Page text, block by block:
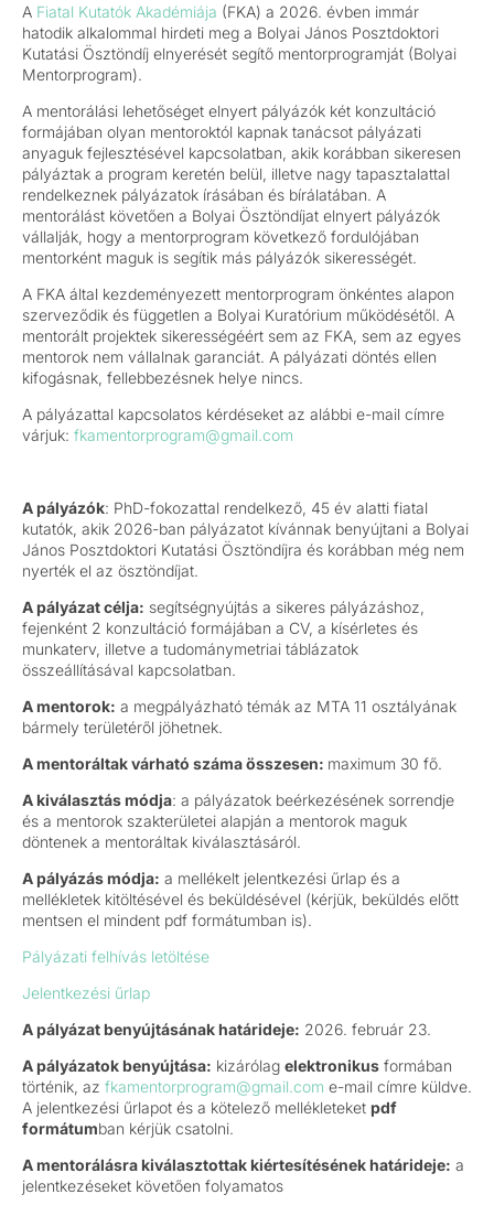
A Fiatal Kutatók Akadémiája (FKA) a 2026. évben immár
hatodik alkalommal hirdeti meg a Bolyai János Posztdoktori
Kutatási Ösztöndíj elnyerését segítő mentorprogramját (Bolyai
Mentorprogram).
A mentorálási lehetőséget elnyert pályázók két konzultáció
formájában olyan mentoroktól kapnak tanácsot pályázati
anyaguk fejlesztésével kapcsolatban, akik korábban sikeresen
pályáztak a program keretén belül, illetve nagy tapasztalattal
rendelkeznek pályázatok írásában és bírálatában. A
mentorálást követően a Bolyai Ösztöndíjat elnyert pályázók
vállalják, hogy a mentorprogram következő fordulójában
mentorként maguk is segítik más pályázók sikerességét.
A FKA által kezdeményezett mentorprogram önkéntes alapon
szerveződik és független a Bolyai Kuratórium működésétől. A
mentorált projektek sikerességéért sem az FKA, sem az egyes
mentorok nem vállalnak garanciát. A pályázati döntés ellen
kifogásnak, fellebbezésnek helye nincs.
A pályázattal kapcsolatos kérdéseket az alábbi e-mail címre
várjuk: fkamentorprogram@gmail.com
A pályázók: PhD-fokozattal rendelkező, 45 év alatti fiatal
kutatók, akik 2026-ban pályázatot kívánnak benyújtani a Bolyai
János Posztdoktori Kutatási Ösztöndíjra és korábban még nem
nyerték el az ösztöndíjat.
A pályázat célja: segítségnyújtás a sikeres pályázáshoz,
fejenként 2 konzultáció formájában a CV, a kísérletes és
munkaterv, illetve a tudománymetriai táblázatok
összeállításával kapcsolatban.
A mentorok: a megpályázható témák az MTA 11 osztályának
bármely területéről jöhetnek.
A mentoráltak várható száma összesen: maximum 30 fő.
A kiválasztás módja: a pályázatok beérkezésének sorrendje
és a mentorok szakterületei alapján a mentorok maguk
döntenek a mentoráltak kiválasztásáról.
A pályázás módja: a mellékelt jelentkezési űrlap és a
mellékletek kitöltésével és beküldésével (kérjük, beküldés előtt
mentsen el mindent pdf formátumban is).
Pályázati felhívás letöltése
Jelentkezési űrlap
A pályázat benyújtásának határideje: 2026. február 23.
A pályázatok benyújtása: kizárólag elektronikus formában
történik, az fkamentorprogram@gmail.com e-mail címre küldve.
A jelentkezési űrlapot és a kötelező mellékleteket pdf
formátumban kérjük csatolni.
A mentorálásra kiválasztottak kiértesítésének határideje: a
jelentkezéseket követően folyamatos